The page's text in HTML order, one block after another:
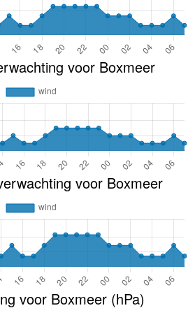
voor Boxmeer
voor Boxmeer
voor Boxmeer (hPa)